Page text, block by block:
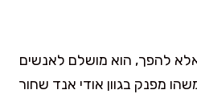
להפך, הוא מושלם לאנשים
מפנק בגוון אודי אנד שחור